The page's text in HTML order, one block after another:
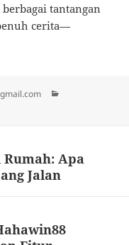
tantangan
cerita—
Rumah: Apa
Jalan